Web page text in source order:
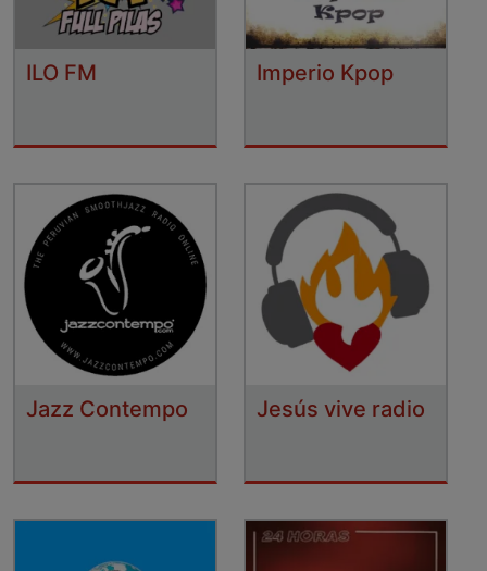
ILO FM Imperio Kpop
Jazz Contempo Jesús vive radio